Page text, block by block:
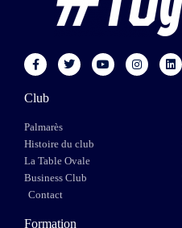
Club
Palmarès
Histoire du club
La Table Ovale
Business Club
Contact
Formation